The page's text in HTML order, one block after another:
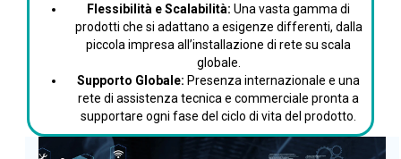
Flessibilità e Scalabilità: Una vasta gamma di
prodotti che si adattano a esigenze differenti, dalla
piccola impresa all’installazione di rete su scala
globale.
Supporto Globale: Presenza internazionale e una
rete di assistenza tecnica e commerciale pronta a
supportare ogni fase del ciclo di vita del prodotto.